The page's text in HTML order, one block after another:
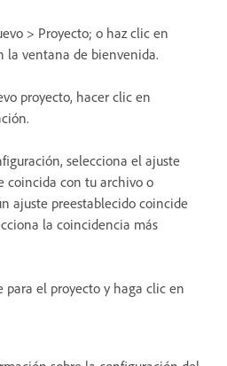
> Proyecto; o haz clic en
la ventana de bienvenida.
proyecto, hacer clic en
selecciona el ajuste
coincida con tu archivo o
ajuste preestablecido coincide
la coincidencia más
para el proyecto y haga clic en